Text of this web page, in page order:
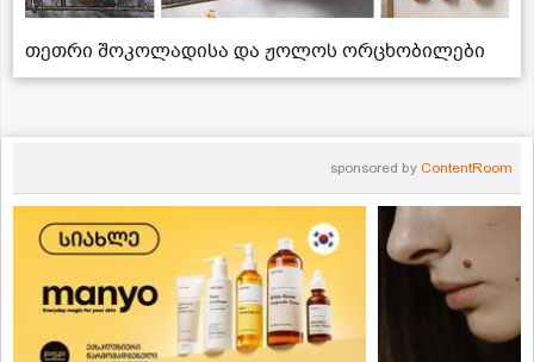
თეთრი შოკოლადისა და ჟოლოს ორცხობილები
sponsored by ContentRoom